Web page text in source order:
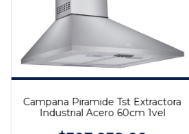
Campana Piramide Tst Extractora
Industrial Acero 60cm 1vel